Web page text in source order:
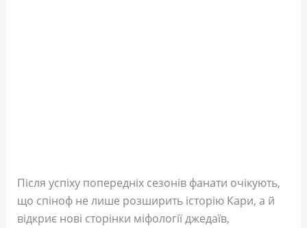
Після успіху попередніх сезонів фанати очікують,
що спіноф не лише розширить історію Кари, а й
відкриє нові сторінки міфології джедаїв,